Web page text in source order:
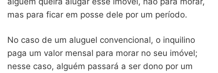
mas para ficar em posse dele por um período.
No caso de um aluguel convencional, o inquilino
paga um valor mensal para morar no seu imóvel;
nesse caso, alguém passará a ser dono por um